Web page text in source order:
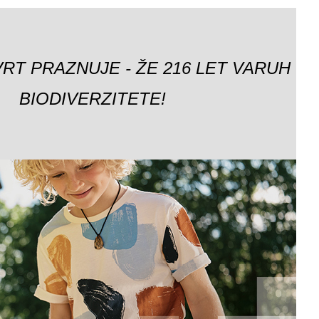
PRAZNUJE - ŽE 216 LET VARUH
BIODIVERZITETE!